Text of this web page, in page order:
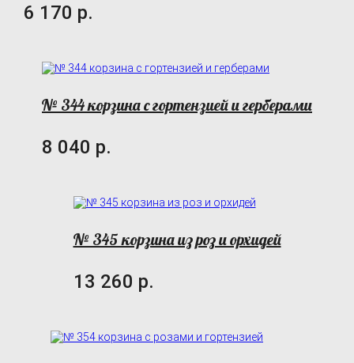
6 170 р.
№ 344 корзина с гортензией и герберами
8 040 р.
№ 345 корзина из роз и орхидей
13 260 р.